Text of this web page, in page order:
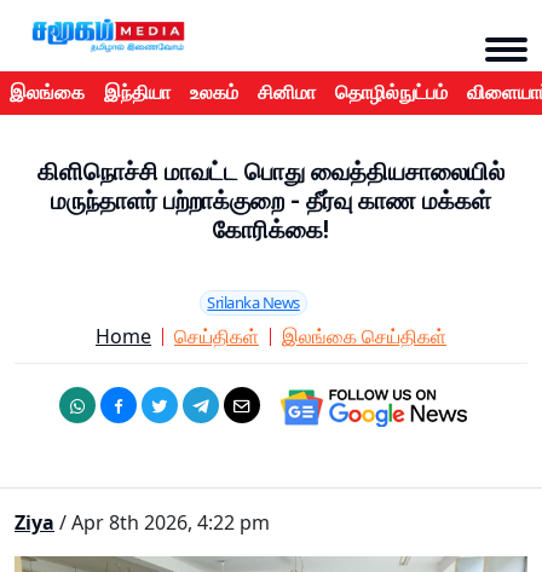
இலங்கை இந்தியா உலகம் சினிமா தொழில்நுட்பம்
கிளிநொச்சி மாவட்ட பொது வைத்தியசாலையில்
மருந்தாளர் பற்றாக்குறை - தீர்வு காண மக்கள்
கோரிக்கை!
Srilanka News
Home செய்திகள் இலங்கை செய்திகள்
Ziya / Apr 8th 2026, 4:22 pm